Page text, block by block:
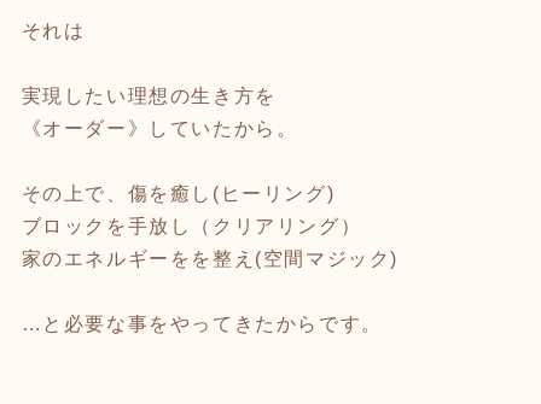
それは
実現したい理想の生き方を
《オーダー》していたから。
その上で、傷を癒し(ヒーリング)
ブロックを手放し（クリアリング）
家のエネルギーをを整え(空間マジック)
…と必要な事をやってきたからです。